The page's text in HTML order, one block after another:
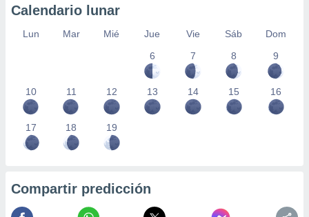
Calendario lunar
Lun Mar Mié Jue Vie Sáb
Dom
6
7 8 9
10 11 12 13 14 15 16
17 18 19
Compartir predicción